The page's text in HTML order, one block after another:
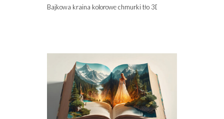
Bajkowa kraina kolorowe chmurki tło 3D